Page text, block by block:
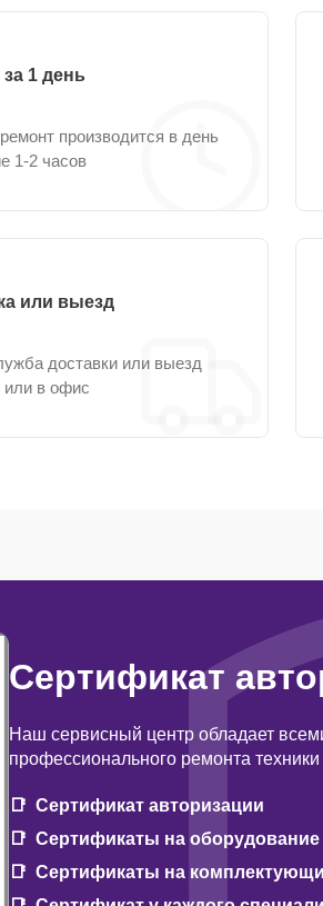
1 день
производится в день
1-2 часов
или выезд
доставки или выезд
или в офис
Сертификат
Наш сервисный центр обладает
профессионального ремонта
Сертификат авторизации
Сертификаты на оборудование
Сертификаты на